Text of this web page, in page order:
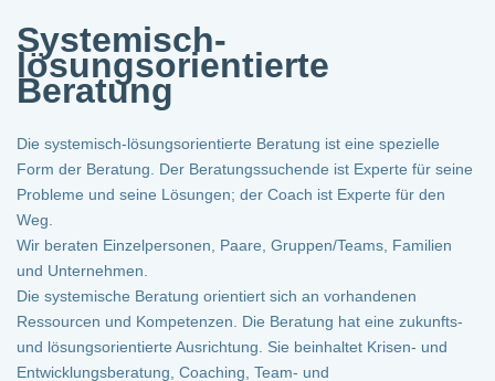
Systemisch-
lösungsorientierte
Beratung
Die systemisch-lösungsorientierte Beratung ist eine spezielle
Form der Beratung. Der Beratungssuchende ist Experte für seine
Probleme und seine Lösungen; der Coach ist Experte für den
Weg.
Wir beraten Einzelpersonen, Paare, Gruppen/Teams, Familien
und Unternehmen .
Die systemische Beratung orientiert sich an vorhandenen
Ressourcen und Kompetenzen. Die Beratung hat eine zukunfts-
und lösungsorientierte Ausrichtung. Sie beinhaltet Krisen- und
Entwicklungsberatung, Coaching, Team- und